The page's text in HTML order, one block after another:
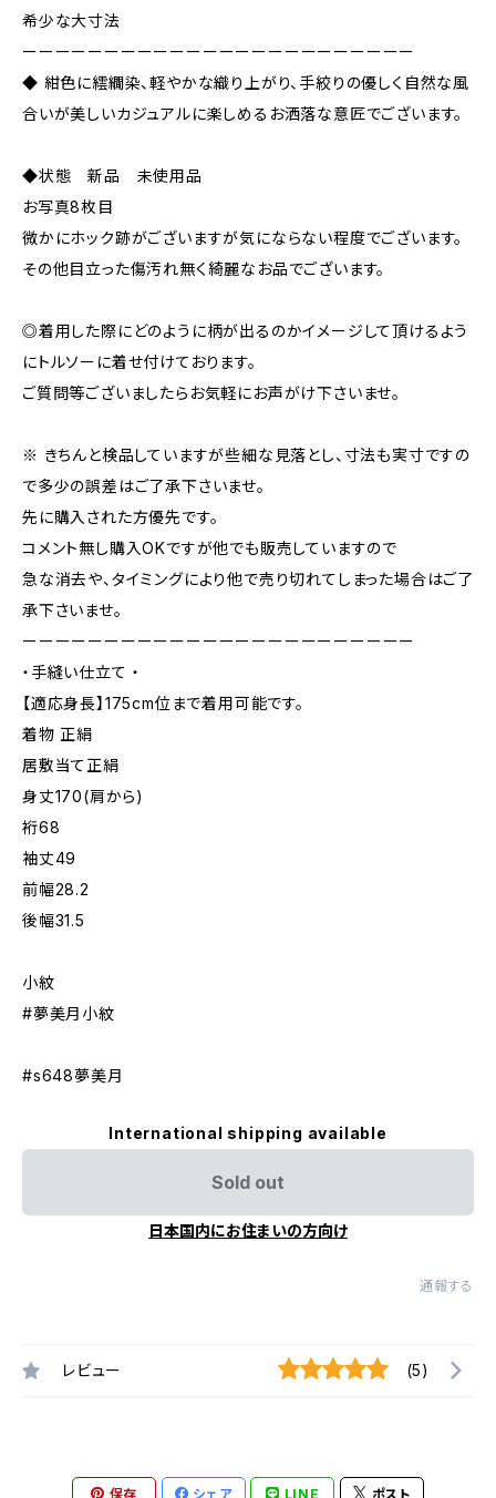
希少な大寸法
ーーーーーーーーーーーーーーーーーーーーーーーー
◆ 紺色に繧繝染、軽やかな織り上がり、手絞りの優しく自然な風
合いが美しいカジュアルに楽しめるお洒落な意匠でございます。
◆状態 新品 未使用品
お写真8枚目
微かにホック跡がございますが気にならない程度でございます。
その他目立った傷汚れ無く綺麗なお品でございます。
◎着用した際にどのように柄が出るのかイメージして頂けるよう
にトルソーに着せ付けております。
ご質問等ございましたらお気軽にお声がけ下さいませ。
※ きちんと検品していますが些細な見落とし、寸法も実寸ですの
で多少の誤差はご了承下さいませ。
先に購入された方優先です。
コメント無し購入OKですが他でも販売していますので
急な消去や、タイミングにより他で売り切れてしまった場合はご了
承下さいませ。
ーーーーーーーーーーーーーーーーーーーーーーーー
・手縫い仕立て ・
【適応身長】175cm位まで着用可能です。
着物 正絹
居敷当て正絹
身丈170(肩から)
裄68
袖丈49
前幅28.2
後幅31.5
小紋
#夢美月小紋
#s648夢美月
International shipping available
Sold out
日本国内にお住まいの方向け
通報する
レビュー (5)
保存 シェア LINE ポスト